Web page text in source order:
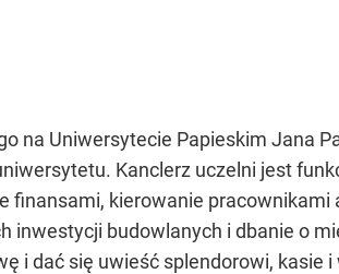
na Uniwersytecie Papieskim Jana
Kanclerz uczelni jest
finansami, kierowanie
inwestycji budowlanych i dbanie o
i dać się uwieść splendorowi, kasie